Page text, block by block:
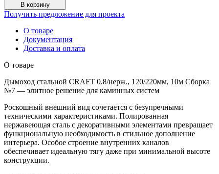
В корзину
Получить предложение для проекта
О товаре
Документация
Доставка и оплата
О товаре
Дымоход стальной CRAFT 0.8/нерж., 120/220мм, 10м Сборка
№7 — элитное решение для каминных систем
Роскошный внешний вид сочетается с безупречными
техническими характеристиками. Полированная
нержавеющая сталь с декоративными элементами превращает
функциональную необходимость в стильное дополнение
интерьера. Особое строение внутренних каналов
обеспечивает идеальную тягу даже при минимальной высоте
конструкции.